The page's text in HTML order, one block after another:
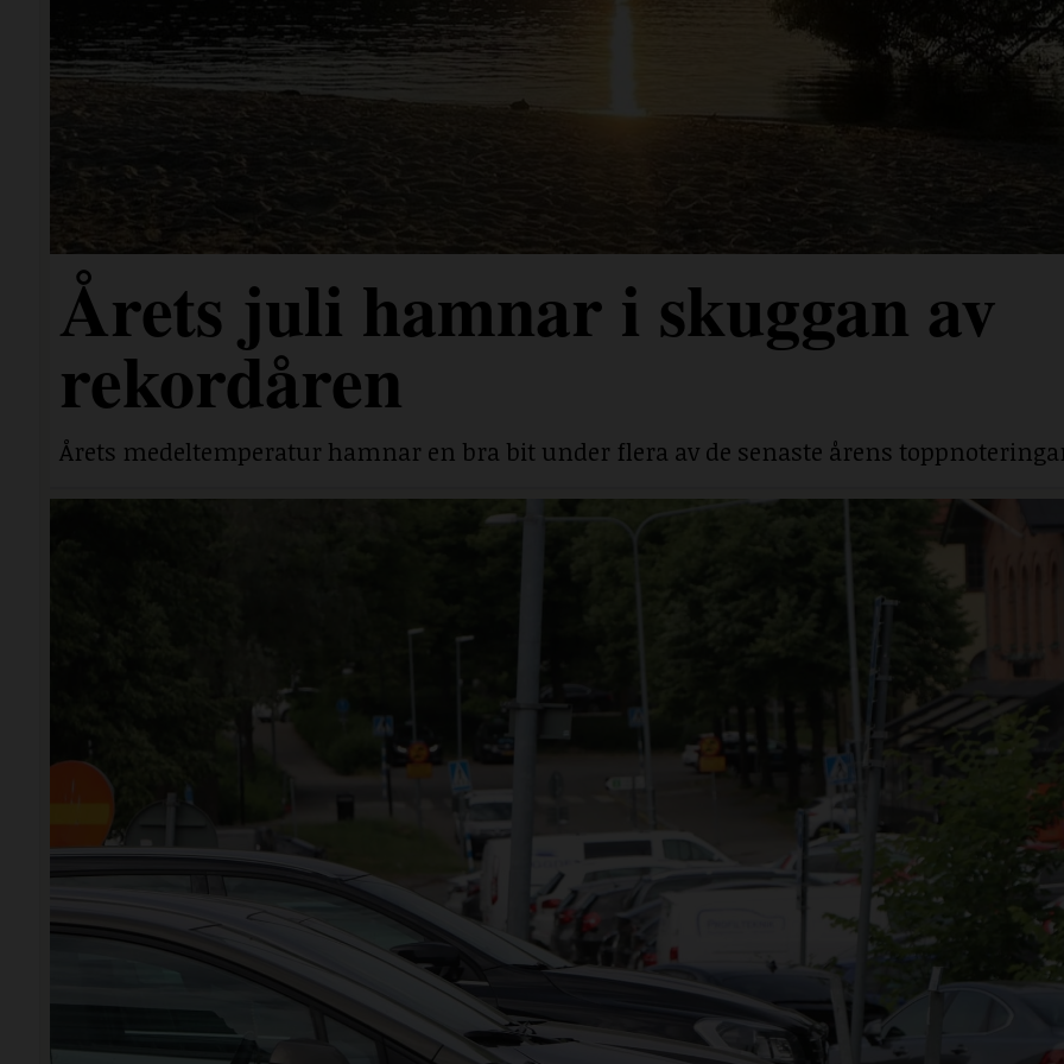
Årets juli hamnar i skuggan av
rekordåren
Årets medeltemperatur hamnar en bra bit under flera av de senaste årens